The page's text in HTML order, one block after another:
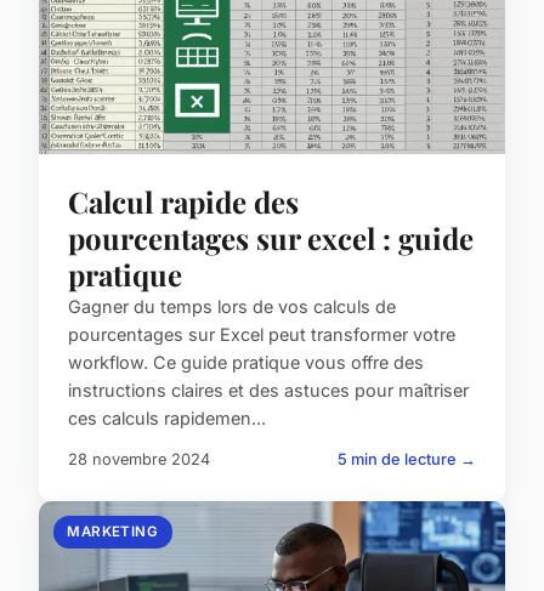
Calcul rapide des
pourcentages sur excel : guide
pratique
Gagner du temps lors de vos calculs de
pourcentages sur Excel peut transformer votre
workflow. Ce guide pratique vous offre des
instructions claires et des astuces pour maîtriser
ces calculs rapidemen...
28 novembre 2024 5 min de lecture →
MARKETING